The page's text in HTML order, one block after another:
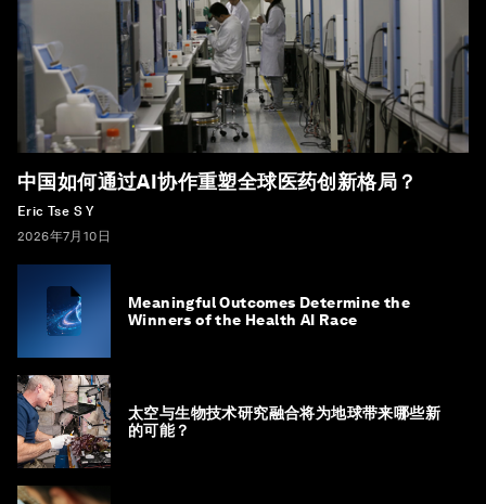
中国如何通过AI协作重塑全球医药创新格局？
Eric Tse S Y
2026年7月10日
Meaningful Outcomes Determine the
Winners of the Health AI Race
太空与生物技术研究融合将为地球带来哪些新
的可能？